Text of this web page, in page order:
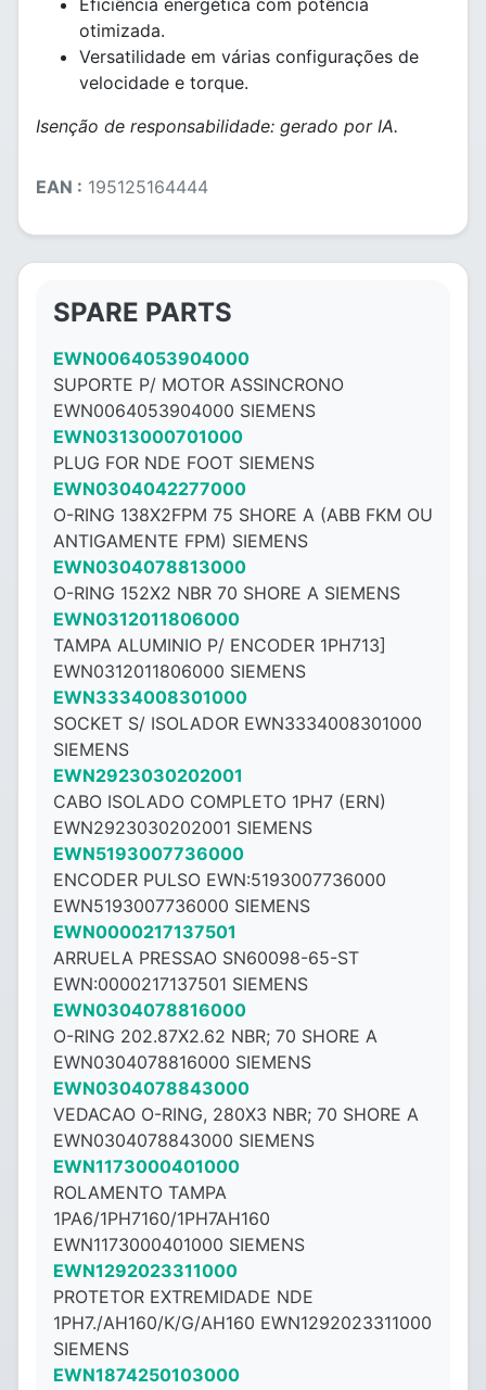
Eficiência energética com potência
otimizada.
Versatilidade em várias configurações de
velocidade e torque.
Isenção de responsabilidade: gerado por IA.
EAN : 195125164444
SPARE PARTS
EWN0064053904000
SUPORTE P/ MOTOR ASSINCRONO
EWN0064053904000 SIEMENS
EWN0313000701000
PLUG FOR NDE FOOT SIEMENS
EWN0304042277000
O-RING 138X2FPM 75 SHORE A (ABB FKM OU
ANTIGAMENTE FPM) SIEMENS
EWN0304078813000
O-RING 152X2 NBR 70 SHORE A SIEMENS
EWN0312011806000
TAMPA ALUMINIO P/ ENCODER 1PH713]
EWN0312011806000 SIEMENS
EWN3334008301000
SOCKET S/ ISOLADOR EWN3334008301000
SIEMENS
EWN2923030202001
CABO ISOLADO COMPLETO 1PH7 (ERN)
EWN2923030202001 SIEMENS
EWN5193007736000
ENCODER PULSO EWN:5193007736000
EWN5193007736000 SIEMENS
EWN0000217137501
ARRUELA PRESSAO SN60098-65-ST
EWN:0000217137501 SIEMENS
EWN0304078816000
O-RING 202.87X2.62 NBR; 70 SHORE A
EWN0304078816000 SIEMENS
EWN0304078843000
VEDACAO O-RING, 280X3 NBR; 70 SHORE A
EWN0304078843000 SIEMENS
EWN1173000401000
ROLAMENTO TAMPA
1PA6/1PH7160/1PH7AH160
EWN1173000401000 SIEMENS
EWN1292023311000
PROTETOR EXTREMIDADE NDE
1PH7./AH160/K/G/AH160 EWN1292023311000
SIEMENS
EWN1874250103000